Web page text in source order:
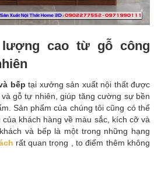
lượng cao từ gỗ công
bếp tại xưởng sản xuất nội thất được
gỗ tự nhiên, giúp tăng cường sự bền
Sản phẩm của chúng tôi cũng có thể
khách hàng về màu sắc, kích cỡ và
và bếp là một trong những hạng
rất quan trọng , to điểm thêm không